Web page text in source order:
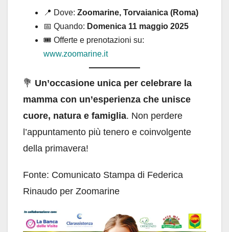
📍 Dove: Zoomarine, Torvaianica (Roma)
📅 Quando: Domenica 11 maggio 2025
🎟️ Offerte e prenotazioni su:
www.zoomarine.it
💐 Un’occasione unica per celebrare la
mamma con un’esperienza che unisce
cuore, natura e famiglia. Non perdere
l’appuntamento più tenero e coinvolgente
della primavera!
Fonte: Comunicato Stampa di Federica
Rinaudo per Zoomarine